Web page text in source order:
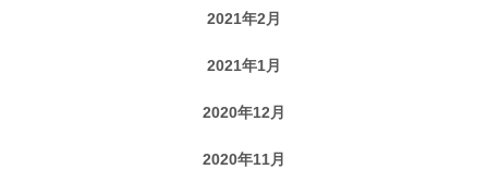
2021年2月
2021年1月
2020年12月
2020年11月